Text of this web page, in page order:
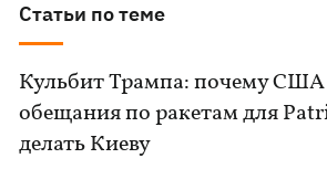
Статьи по теме
Кульбит Трампа: почему США
обещания по ракетам для
делать Киеву